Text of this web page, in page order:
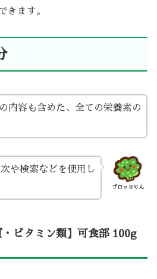
きます。
内容も含めた、全ての栄養素の
ブロッコりん
や検索などを使用し
・ビタミン類】可食部 100g